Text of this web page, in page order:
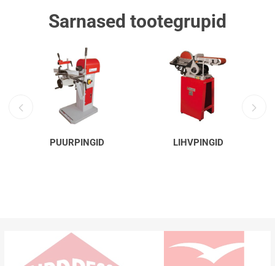
Sarnased tootegrupid
PUURPINGID LIHVPINGID